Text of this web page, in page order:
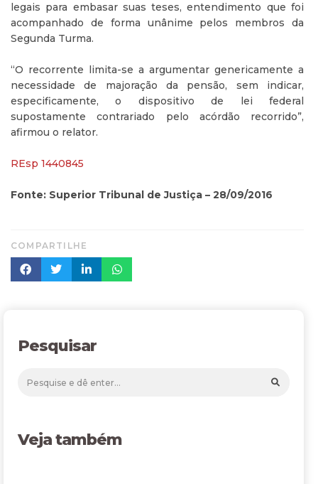
legais para embasar suas teses, entendimento que foi
acompanhado de forma unânime pelos membros da
Segunda Turma.
“O recorrente limita-se a argumentar genericamente a
necessidade de majoração da pensão, sem indicar,
especificamente, o dispositivo de lei federal
supostamente contrariado pelo acórdão recorrido”,
afirmou o relator.
REsp 1440845
Fonte: Superior Tribunal de Justiça – 28/09/2016
COMPARTILHE
Pesquisar
Veja também